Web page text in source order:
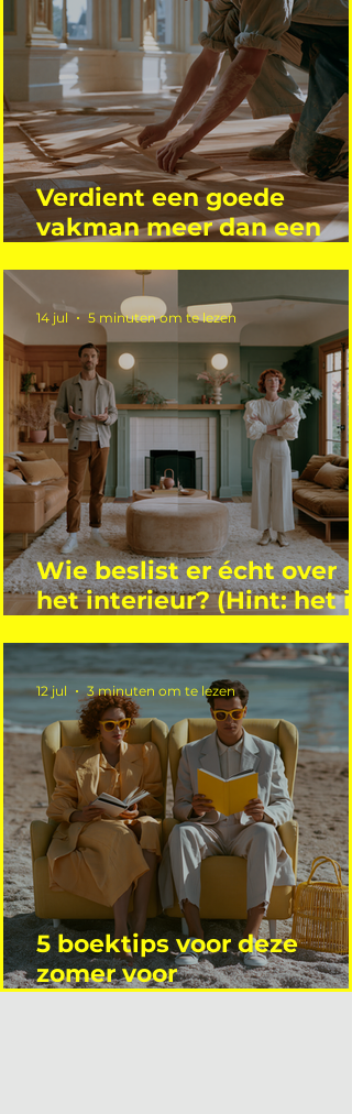
Verdient een goede
vakman meer dan een
Wie beslist er écht over
het interieur? (Hint: het is
14 jul 5 minuten om te lezen
5 boektips voor deze
zomer voor
12 jul 3 minuten om te lezen